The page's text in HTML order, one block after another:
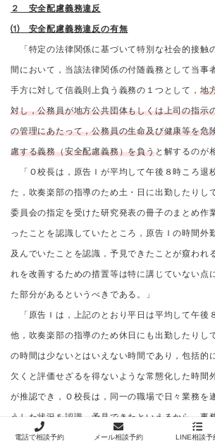
２ 安全配慮義務違反
⑴ 安全配慮義務違反の有無
「特定の法律関係に基づいて特別な社会的接触
間において，当該法律関係の付随義務として当事
手方に対して信義則上負う義務の１つとして， 地
対し，公務員が地方公共団体もしくは上司の指示
の管理にあたって，公務員の生命及び健康等を危
慮する義務（安全配慮義務）を負うと解するのが
「Ｏ校長は，原告Ｉが平均して午後８時ころ退
た，吹奏楽部の指導のため土・日に出勤したりし
委員会の指定を受けた研究発表の冊子のまとめ作
ったことを認識していたところ，原告Ｉの時間外
及んでいたことを認識，予見できたことが窺われ
れを改善するための措置等は特に講じていない点
た部分があるというべきである。」
「原告Ｉは，上記のとおり平日は平均して午後
他，吹奏楽部の指導のため休日にも出勤したりし
の時間は少ないとはいえない時間であり，包括的
欠くと評価せざるを得ないような常態化した時間
が推認でき，Ｏ校長は，同一の職場で日々業務を
うした状況を認識，予見できたといえるから，事
る等して原告Ｉの勤務が加重にならないように管
電話で相談予約 メール相談予約 LINE相談予